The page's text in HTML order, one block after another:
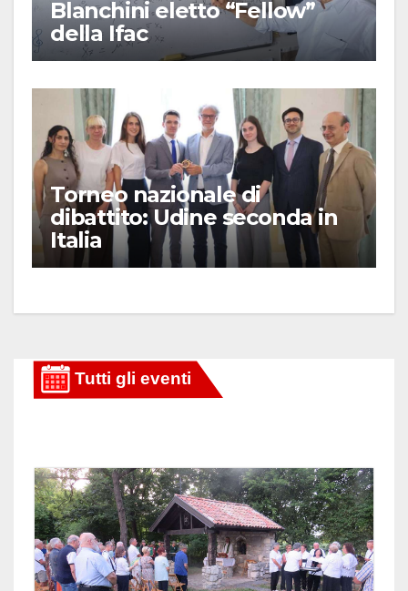
Blanchini eletto “Fellow”
della Ifac
Torneo nazionale di
dibattito: Udine seconda in
Italia